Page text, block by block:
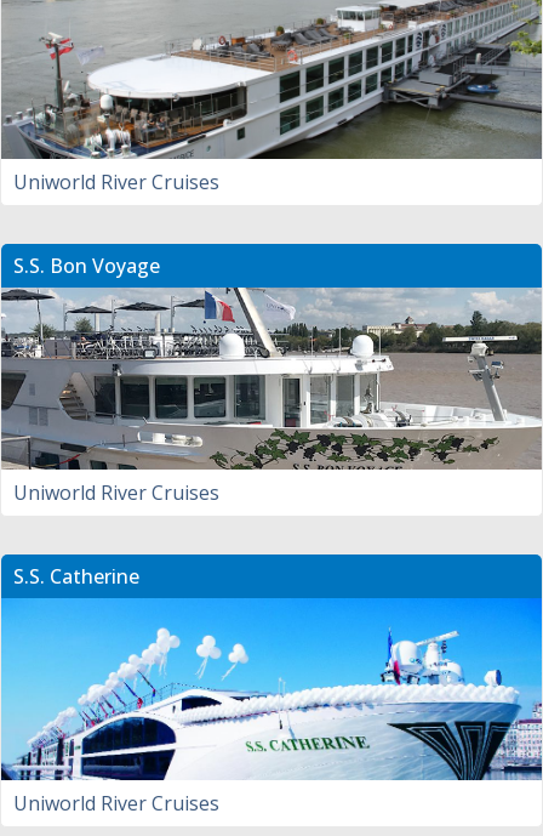
Uniworld River Cruises
S.S. Bon Voyage
Uniworld River Cruises
S.S. Catherine
Uniworld River Cruises